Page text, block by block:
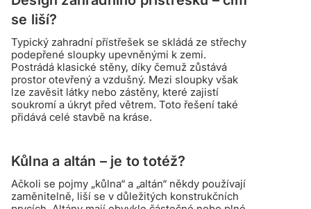
se liší?
Typický zahradní přístřešek se skládá ze střechy
podepřené sloupky upevněnými k zemi.
Postrádá klasické stěny, díky čemuž zůstává
prostor otevřený a vzdušný. Mezi sloupky však
lze zavěsit látky nebo zástěny, které zajistí
soukromí a úkryt před větrem. Toto řešení také
přidává celé stavbě na kráse.
Kůlna a altán – je to totéž?
Ačkoli se pojmy „kůlna“ a „altán“ někdy používají
zaměnitelně, liší se v důležitých konstrukčních